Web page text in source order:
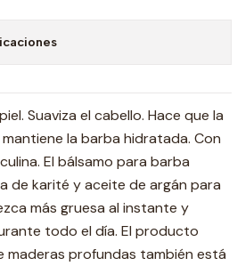
Suaviza el cabello. Hace que la
la barba hidratada. Con
El bálsamo para barba
de karité y aceite de argán para
más gruesa al instante y
todo el día. El producto
maderas profundas también está